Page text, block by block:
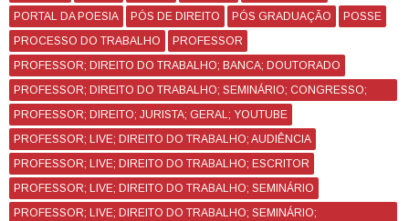
PORTAL DA POESIA
PÓS DE DIREITO PÓS GRADUAÇÃO
POSSE
PROCESSO DO TRABALHO
PROFESSOR
PROFESSOR; DIREITO DO TRABALHO; BANCA; DOUTORADO
PROFESSOR; DIREITO DO TRABALHO; SEMINÁRIO; CONGRESSO;
CURSO
PROFESSOR; DIREITO; JURISTA; GERAL; YOUTUBE
PROFESSOR; LIVE; DIREITO DO TRABALHO; AUDIÊNCIA
PROFESSOR; LIVE; DIREITO DO TRABALHO; ESCRITOR
PROFESSOR; LIVE; DIREITO DO TRABALHO; SEMINÁRIO
PROFESSOR; LIVE; DIREITO DO TRABALHO; SEMINÁRIO;